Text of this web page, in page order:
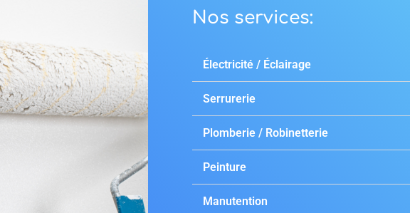
Nos services:
Électricité / Éclairage
Serrurerie
Plomberie / Robinetterie
Peinture
Manutention